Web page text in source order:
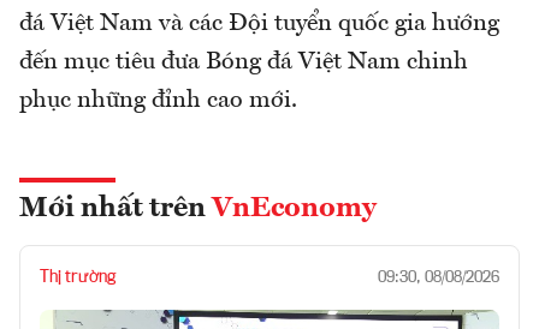
đá Việt Nam và các Đội tuyển quốc gia hướng
đến mục tiêu đưa Bóng đá Việt Nam chinh
phục những đỉnh cao mới.
Mới nhất trên VnEconomy
Thị trường 09:30, 08/08/2026